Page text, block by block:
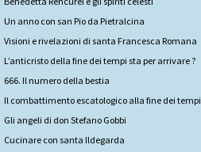
Un anno con san Pio da Pietralcina
Visioni e rivelazioni di santa Francesca Romana
L’anticristo della fine dei tempi sta per arrivare ?
666. Il numero della bestia
Il combattimento escatologico alla fine dei tempi
Gli angeli di don Stefano Gobbi
Cucinare con santa Ildegarda